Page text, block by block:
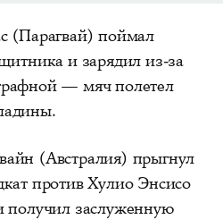
(Парагвай) поймал
и зарядил из-за
— мяч полетел
(Австралия) прыгнул
против Хулио Энсисо
получил заслуженную